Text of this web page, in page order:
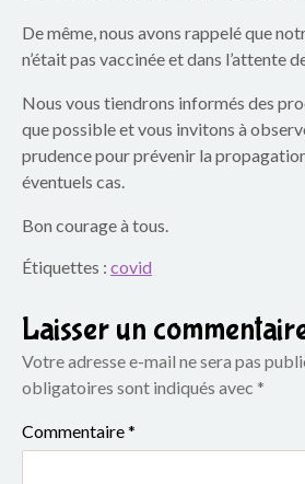
u
g
r
o
u
p
e
s
c
o
l
De même, nous avons rappelé que
n’était pas vaccinée et dans l’attente
Nous vous tiendrons informés des
que possible et vous invitons à
prudence pour prévenir la
éventuels cas.
Bon courage à tous.
Étiquettes : covid
Laisser un
Votre adresse e-mail ne sera pas
obligatoires sont indiqués avec *
Commentaire*